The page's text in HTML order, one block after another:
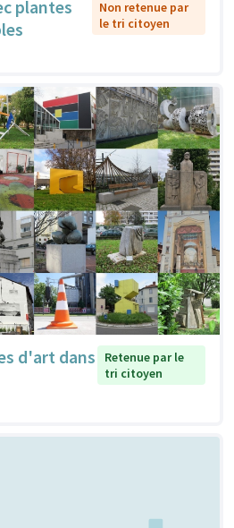
plantes
Non retenue par
le tri citoyen
d'art dans
Retenue par le
tri citoyen